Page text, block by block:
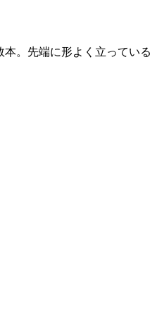
。先端に形よく立っている